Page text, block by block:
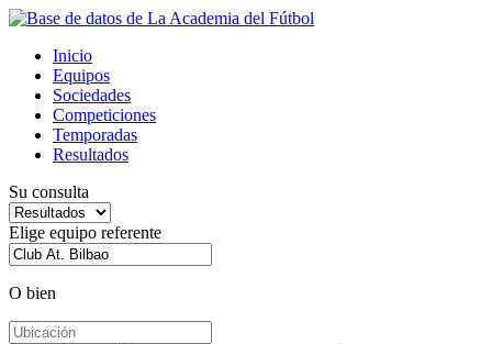
Inicio
Equipos
Sociedades
Competiciones
Temporadas
Resultados
Su consulta
Elige equipo referente
O bien